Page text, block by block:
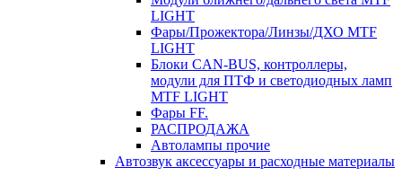
LIGHT
Фары/Прожектора/Линзы/ДХО MTF
LIGHT
Блоки CAN-BUS, контроллеры,
модули для ПТФ и светодиодных ламп
MTF LIGHT
Фары FF.
РАСПРОДАЖА
Автолампы прочие
Автозвук аксессуары и расходные материалы